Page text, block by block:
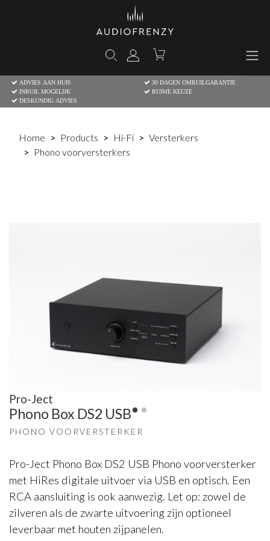
ADVIES AAN HUIS
30 DAGEN OMRUILGARANTIE
INRUIL MOGELIJK
RUIME KEUZE
DESKUNDIG ADVIES
Home Products Hi-Fi
Versterkers
Phono voorversterkers
Pro-Ject
Phono Box DS2 USB
PHONO VOORVERSTERKER
Pro-Ject Phono Box DS2 USB Phono voorversterker
met HiRes digitale uitvoer via USB en optisch. Een
RCA aansluiting is ook aanwezig. Let op: zowel de
zilveren als de zwarte uitvoering zijn optioneel
leverbaar met houten zijpanelen.